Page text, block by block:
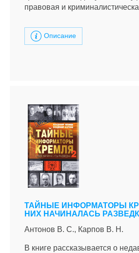
правовая и
Описание
ТАЙНЫЕ ИНФОРМАТОРЫ
НИХ НАЧИНАЛАСЬ
Антонов В. С., Карпов В. Н.
В книге рассказывается о